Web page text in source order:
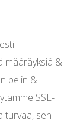
määräyksiä &
pelin &
SSL-
turvaa, sen